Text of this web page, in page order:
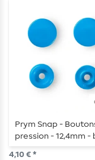
Prym Snap -
pression - 12,4mm -
acier - 30 pièces
4,10 € *